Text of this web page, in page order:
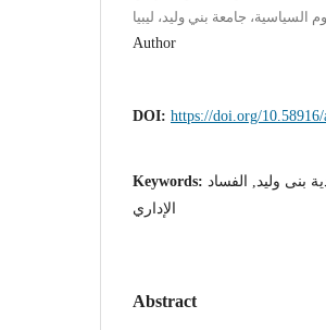
السياسية، جامعة بني وليد، ليبيا
Author
DOI: https://doi.org/
Keywords: بنى وليد, الفساد
الإداري
Abstract